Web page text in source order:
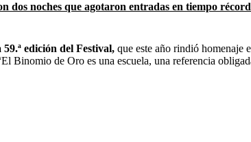
dos noches que agotaron entradas en tiempo
edición del Festival, que este año rindió homenaje
Binomio de Oro es una escuela, una referencia